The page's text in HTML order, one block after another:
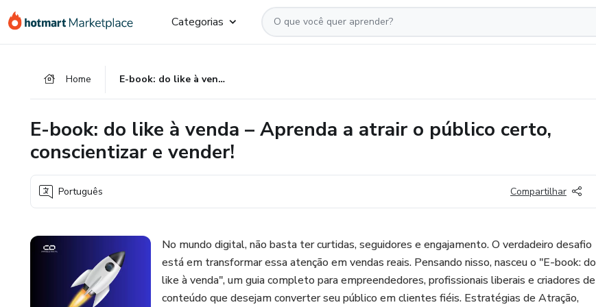
para
para
para
Categorias
Home E-book: do like à venda – Aprenda a atrair o público certo, conscientizar e vender!
E-book: do like à venda – Aprenda a atrair o público certo,
conscientizar e vender!
Português Compartilhar
No mundo digital, não basta ter curtidas, seguidores e engajamento. O verdadeiro desafio
está em transformar essa atenção em vendas reais. Pensando nisso, nasceu o "E-book: do
like à venda", um guia completo para empreendedores, profissionais liberais e criadores de
conteúdo que desejam converter seu público em clientes fiéis. Estratégias de Atração,